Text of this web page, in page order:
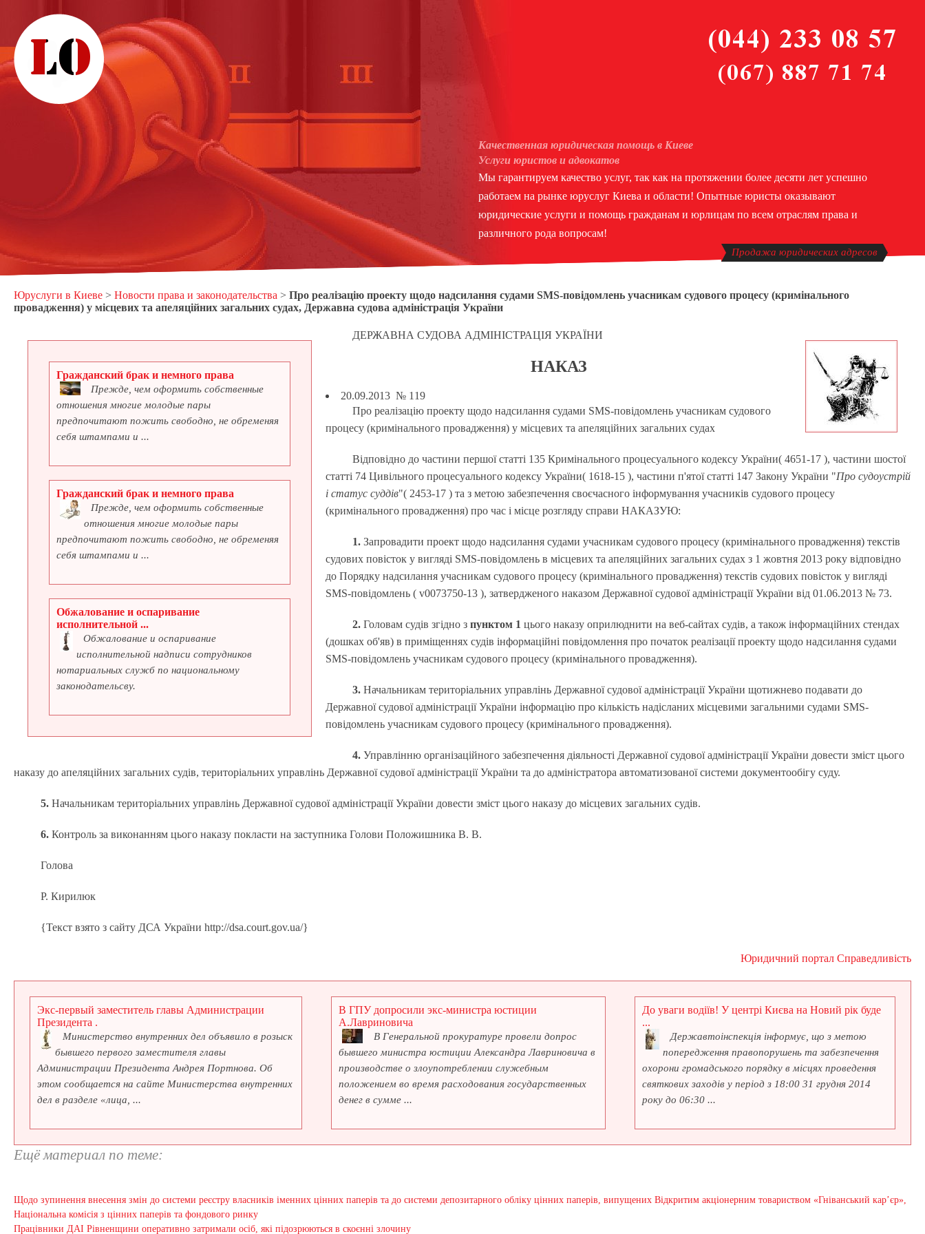
Качественная юридическая помощь в Киеве
Услуги юристов и адвокатов
Мы гарантируем качество услуг, так как на протяжении более десяти лет успешно
работаем на рынке юруслуг Киева и области! Опытные юристы оказывают
юридические услуги и помощь гражданам и юрлицам по всем отраслям права и
различного рода вопросам!
Продажа юридических адресов
Юруслуги в Киеве > Новости права и законодательства > Про реалізацію проекту щодо надсилання судами SMS-повідомлень учасникам судового процесу (кримінального
провадження) у місцевих та апеляційних загальних судах, Державна судова адміністрація України
Гражданский брак и немного права
Прежде, чем оформить собственные
отношения многие молодые пары
предпочитают пожить свободно, не обременяя
себя штампами и ...
Гражданский брак и немного права
Прежде, чем оформить собственные
отношения многие молодые пары
предпочитают пожить свободно, не обременяя
себя штампами и ...
Обжалование и оспаривание
исполнительной ...
Обжалование и оспаривание
исполнительной надписи сотрудников
нотариальных служб по национальному
законодательсву.
ДЕРЖАВНА СУДОВА АДМІНІСТРАЦІЯ УКРАЇНИ
НАКАЗ
20.09.2013 № 119
Про реалізацію проекту щодо надсилання судами SMS-повідомлень учасникам судового
процесу (кримінального провадження) у місцевих та апеляційних загальних судах
Відповідно до частини першої статті 135 Кримінального процесуального кодексу України( 4651-17 ), частини шостої
статті 74 Цивільного процесуального кодексу України( 1618-15 ), частини п'ятої статті 147 Закону України "Про судоустрій
і статус суддів"( 2453-17 ) та з метою забезпечення своєчасного інформування учасників судового процесу
(кримінального провадження) про час і місце розгляду справи НАКАЗУЮ:
1. Запровадити проект щодо надсилання судами учасникам судового процесу (кримінального провадження) текстів
судових повісток у вигляді SMS-повідомлень в місцевих та апеляційних загальних судах з 1 жовтня 2013 року відповідно
до Порядку надсилання учасникам судового процесу (кримінального провадження) текстів судових повісток у вигляді
SMS-повідомлень ( v0073750-13 ), затвердженого наказом Державної судової адміністрації України від 01.06.2013 № 73.
2. Головам судів згідно зпунктом 1 цього наказу оприлюднити на веб-сайтах судів, а також інформаційних стендах
(дошках об'яв) в приміщеннях судів інформаційні повідомлення про початок реалізації проекту щодо надсилання судами
SMS-повідомлень учасникам судового процесу (кримінального провадження).
3. Начальникам територіальних управлінь Державної судової адміністрації України щотижнево подавати до
Державної судової адміністрації України інформацію про кількість надісланих місцевими загальними судами SMS-
повідомлень учасникам судового процесу (кримінального провадження).
4. Управлінню організаційного забезпечення діяльності Державної судової адміністрації України довести зміст цього
наказу до апеляційних загальних судів, територіальних управлінь Державної судової адміністрації України та до адміністратора автоматизованої системи документообігу суду.
5. Начальникам територіальних управлінь Державної судової адміністрації України довести зміст цього наказу до місцевих загальних судів.
6. Контроль за виконанням цього наказу покласти на заступника Голови Положишника В. В.
Голова
Р. Кирилюк
{Текст взято з сайту ДСА України http://dsa.court.gov.ua/}
Юридичний портал Справедливість
Экс-первый заместитель главы Администрации
Президента .
Министерство внутренних дел объявило в розыск
бывшего первого заместителя главы
Администрации Президента Андрея Портнова. Об
этом сообщается на сайте Министерства внутренних
дел в разделе «лица, ...
В ГПУ допросили экс-министра юстиции
А.Лавриновича
В Генеральной прокуратуре провели допрос
бывшего министра юстиции Александра Лавриновича в
производстве о злоупотреблении служебным
положением во время расходования государственных
денег в сумме ...
До уваги водіїв! У центрі Києва на Новий рік буде
...
Державтоінспекція інформує, що з метою
попередження правопорушень та забезпечення
охорони громадського порядку в місцях проведення
святкових заходів у період з 18:00 31 грудня 2014
року до 06:30 ...
Ещё материал по теме:
Щодо зупинення внесення змін до системи реєстру власників іменних цінних паперів та до системи депозитарного обліку цінних паперів, випущених Відкритим акціонерним товариством «Гніванський кар’єр»,
Національна комісія з цінних паперів та фондового ринку
Працівники ДАІ Рівненщини оперативно затримали осіб, які підозрюються в скоєнні злочину